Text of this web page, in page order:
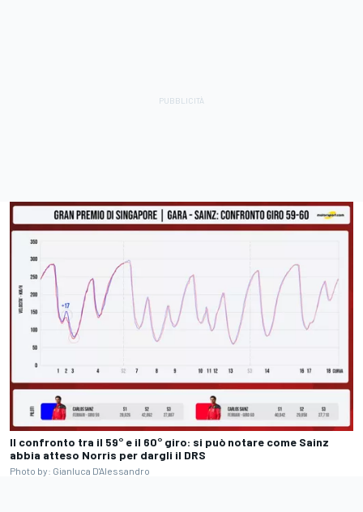
Il confronto tra il 59° e il 60° giro: si può notare come Sainz
abbia atteso Norris per dargli il DRS
Photo by: Gianluca D'Alessandro